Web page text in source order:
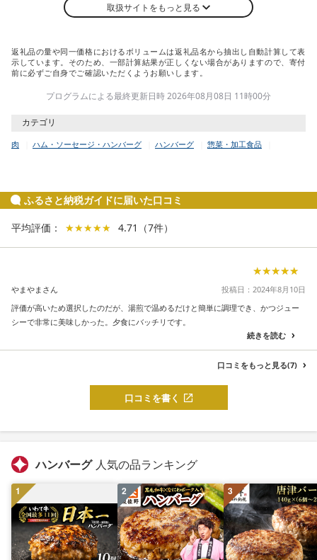
取扱サイトをもっと見る
返礼品の量や同一価格におけるボリュームは返礼品名から抽出し自動計算して表
示しています。そのため、一部計算結果が正しくない場合がありますので、寄付
前に必ずご自身でご確認いただくようお願いします。
プログラムによる最終更新日時 2026年08月08日 11時00分
カテゴリ
肉 ハム・ソーセージ・ハンバーグ ハンバーグ 惣菜・加工食品
ふるさと納税ガイドに届いた口コミ
平均評価： ★★★★★
★★★★★ 4.71 （7件）
★★★★★
★★★★★
やまやまさん
投稿日：2024年8月10日
評価が高いため選択したのだが、湯煎で温めるだけと簡単に調理でき、かつジュー
シーで非常に美味しかった。夕食にバッチリです。
続きを読む
口コミをもっと見る(7)
口コミを書く
ハンバーグ 人気の品ランキング
1 2 3